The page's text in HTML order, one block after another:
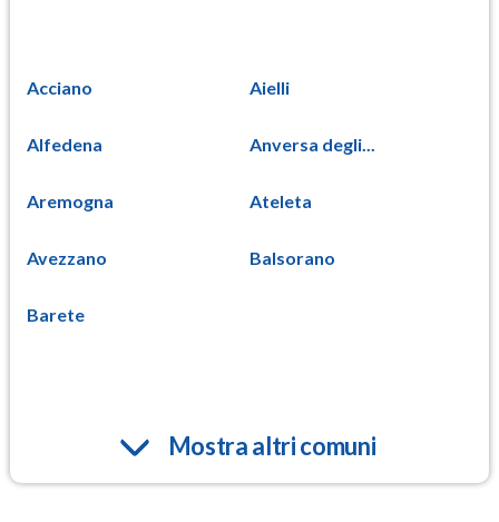
Acciano Aielli
Alfedena Anversa degli...
Aremogna Ateleta
Avezzano Balsorano
Barete
Mostra altri comuni